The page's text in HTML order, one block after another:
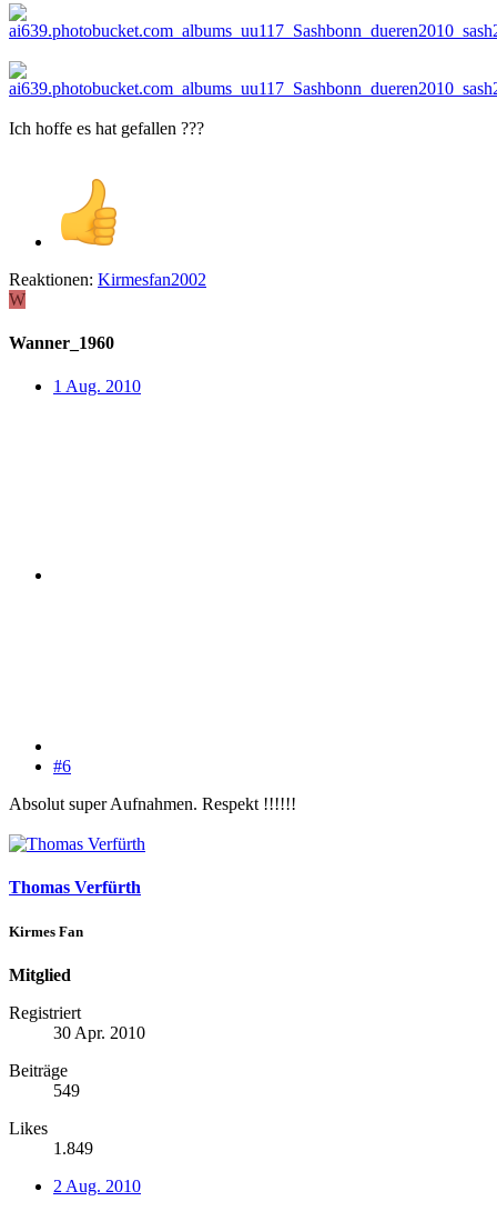
Ich hoffe es hat gefallen ???
Reaktionen: Kirmesfan2002
W
Wanner_1960
1 Aug. 2010
#6
Absolut super Aufnahmen. Respekt !!!!!!
Thomas Verfürth
Kirmes Fan
Mitglied
Registriert
30 Apr. 2010
Beiträge
549
Likes
1.849
2 Aug. 2010